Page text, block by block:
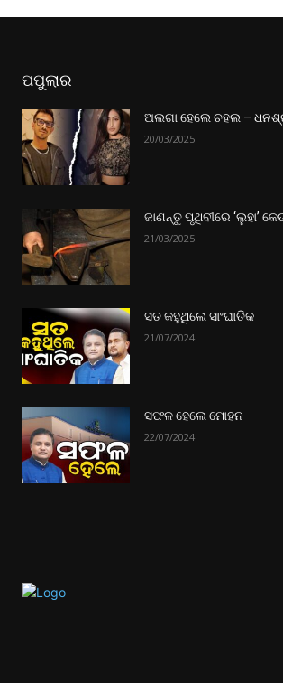
ପପୁଲାର
ଅଲଗା ହେଲେ ଚହଲ –
20/03/2025
ଜାଣନ୍ତୁ ପୃଥିବୀରେ ‘ଲୁହା’
21/03/2025
ସତ କହୁଥିଲେ ସାଂଘାତିକ
21/07/2024
ସଫଳ ହେଲେ ମୋହନ
22/07/2024